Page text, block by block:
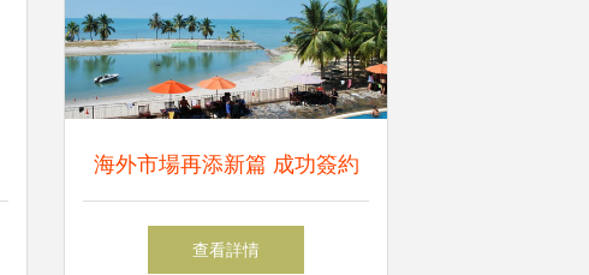
海外市場再添新篇 成功簽約
馬中關丹產業園公輔單元節能
查看詳情